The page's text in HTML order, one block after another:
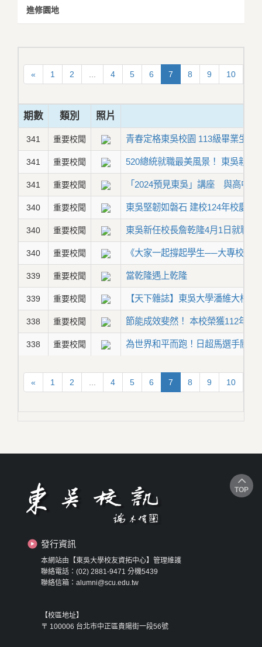
進修園地
« 1 2 4 5 6 7 8 9 10
期數 類別 照片
341 重要校聞 青春定格東吳校園 113級畢業生揚
341 重要校聞 520總統就職最美風景！ 東吳親善
341 重要校聞 「2024預見東吳」講座 與高中生
340 重要校聞 東吳堅韌如磐石 建校124年校慶榮
340 重要校聞 東吳新任校長詹乾隆4月1日就職
340 重要校聞 《大家一起撐起學生──大專校院
339 重要校聞 當乾隆遇上乾隆
339 重要校聞 【天下雜誌】東吳大學潘維大校
338 重要校聞 節能成效斐然！ 本校榮獲112年度
338 重要校聞 為世界和平而跑！日超馬選手關家
« 1 2 4 5 6 7 8 9 10
發行資訊
本網站由【東吳大學校友資拓中心】管理維護
聯絡電話：(02) 2881-9471 分機5439
聯絡信箱：alumni@scu.edu.tw
【校區地址】
〒 100006 台北市中正區貴陽街一段56號
TOP